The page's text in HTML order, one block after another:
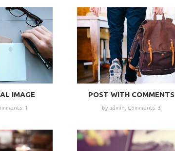
IMAGE
1
POST WITH COMMENTS
by admin, Comments: 3